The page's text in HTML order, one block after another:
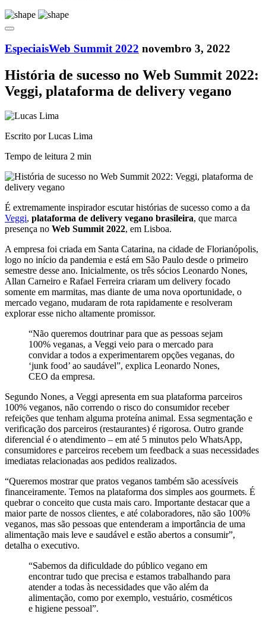
EspeciaisWeb Summit 2022 novembro 3, 2022
História de sucesso no Web Summit 2022:
Veggi, plataforma de delivery vegano
Escrito por Lucas Lima
Tempo de leitura 2 min
É extremamente inspirador escutar histórias de sucesso como a da
Veggi, plataforma de delivery vegano brasileira, que marca
presença no Web Summit 2022, em Lisboa.
A empresa foi criada em Santa Catarina, na cidade de Florianópolis,
logo no início da pandemia e está em São Paulo desde o primeiro
semestre desse ano. Inicialmente, os três sócios Leonardo Nones,
Allan Carneiro e Rafael Ferreira criaram um delivery focado
somente em marmitas, mas diante de uma nova oportunidade, o
mercado vegano, mudaram de rota rapidamente e resolveram
explorar esse nicho altamente promissor.
“Não queremos doutrinar para que as pessoas sejam
100% veganas, a Veggi veio para o mercado para
convidar a todos a experimentarem opções veganas, do
‘junk food’ ao saudável”, explica Leonardo Nones,
CEO da empresa.
Segundo Nones, a Veggi apresenta em sua plataforma parceiros
100% veganos, não correndo o risco do consumidor receber
refeições que tenham alguma proteína animal. Essa segmentação e
verificação dos parceiros (restaurantes) é rigorosa. Outro grande
diferencial é o atendimento – em até 5 minutos pelo WhatsApp,
consumidores e parceiros recebem um feedback a suas necessidades
imediatas relacionadas aos pedidos realizados.
“Queremos mostrar que pratos veganos também são acessíveis
financeiramente. Temos na plataforma dos simples aos gourmets. É
quebrar o conceito que custa mais caro. Importante destacar que a
maior parte de nossos clientes, e até colaboradores, não são 100%
veganos, mas são pessoas que entenderam a importância de uma
alimentação mais leve e saudável e estão abertos a consumir”,
detalha o executivo.
“Sabemos da dificuldade do público vegano em
encontrar tudo que precisa e estamos trabalhando para
atender a todas às necessidades que vão além da
alimentação, como por exemplo, vestuário, cosméticos
e higiene pessoal”.